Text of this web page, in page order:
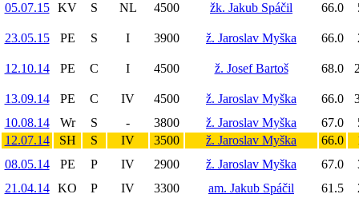
05.07.15 KV S NL 4500 žk. Jakub Spáčil 66.0
23.05.15 PE S I 3900 ž. Jaroslav Myška 66.0
12.10.14 PE C I 4500 ž. Josef Bartoš 68.0
13.09.14 PE C IV 4500 ž. Jaroslav Myška 66.0
10.08.14
Wr S - 3800 ž. Jaroslav Myška 67.0
12.07.14
SH S IV 3500 ž. Jaroslav Myška 66.0
08.05.14
PE P IV 2900 ž. Jaroslav Myška 67.0
21.04.14
KO P IV 3300 am. Jakub Spáčil 61.5